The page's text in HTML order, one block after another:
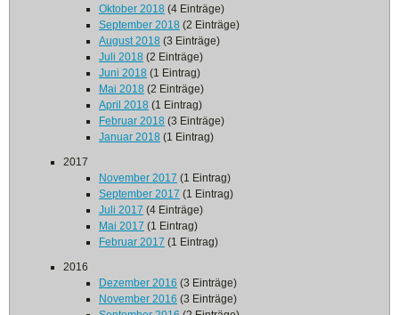
Oktober 2018 (4 Einträge)
September 2018 (2 Einträge)
August 2018 (3 Einträge)
Juli 2018 (2 Einträge)
Juni 2018 (1 Eintrag)
Mai 2018 (2 Einträge)
April 2018 (1 Eintrag)
Februar 2018 (3 Einträge)
Januar 2018 (1 Eintrag)
2017
November 2017 (1 Eintrag)
September 2017 (1 Eintrag)
Juli 2017 (4 Einträge)
Mai 2017 (1 Eintrag)
Februar 2017 (1 Eintrag)
2016
Dezember 2016 (3 Einträge)
November 2016 (3 Einträge)